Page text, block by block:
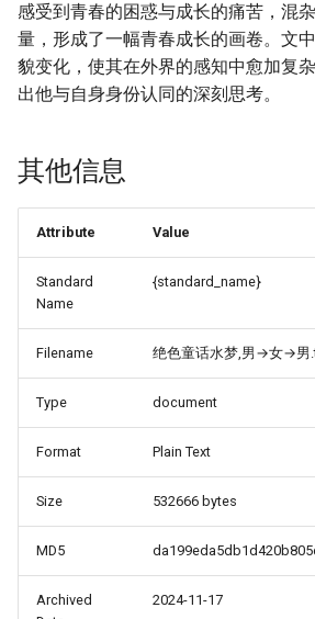
感受到青春的困惑与成长的痛苦，混
量，形成了一幅青春成长的画卷。文
貌变化，使其在外界的感知中愈加复
出他与自身身份认同的深刻思考。
其他信息
Attribute Value
Standard
Name
{standard_name}
Filename 绝色童话水梦,男→女→男
Type document
Format Plain Text
Size 532666 bytes
MD5
Archived
2024-11-17